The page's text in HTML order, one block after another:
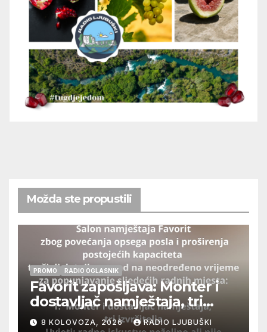
Možda ste propustili
PROMO RADIO OGLASNIK
Favorit zapošljava: Monter i
dostavljač namještaja, tri
izvršitelja
8 KOLOVOZA, 2026 RADIO LJUBUŠKI